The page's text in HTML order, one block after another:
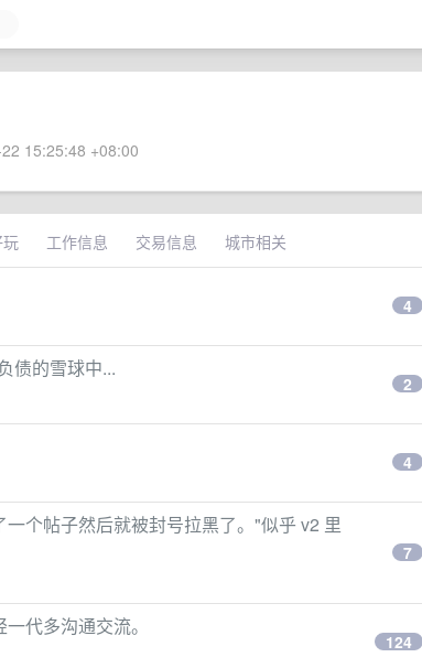
15:25:48 +08:00
工作信息 交易信息 城市相关
4
债的雪球中...
2
4
个帖子然后就被封号拉黑了。"似乎 v2 里
7
代多沟通交流。
124